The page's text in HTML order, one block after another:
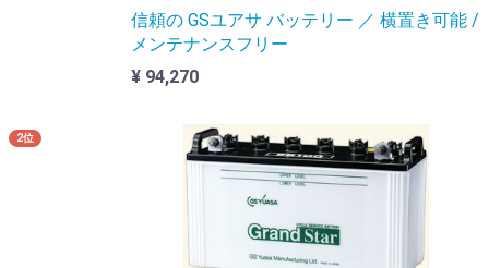
信頼の GSユアサ バッテリー ／ 横置き可能 /
メンテナンスフリー
¥ 94,270
2位